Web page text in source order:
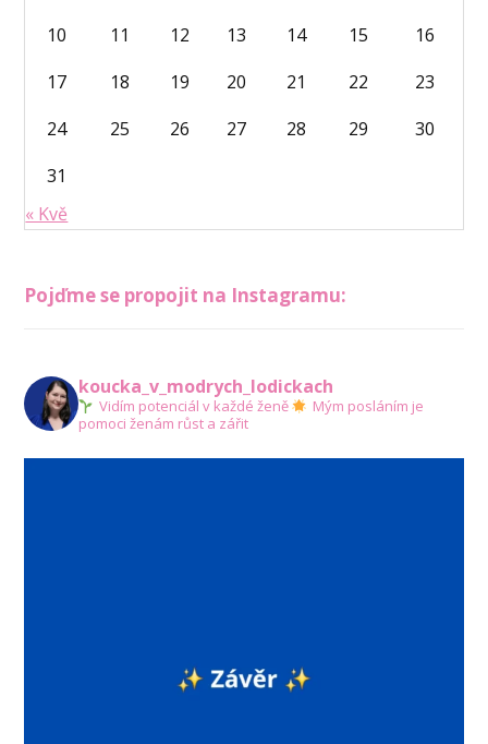
10
11 12 13 14 15
16
17
18 19 20 21 22
23
24
25 26 27 28 29
30
31
« Kvě
Pojďme se propojit na Instagramu:
koucka_v_modrych_lodickach
Vidím potenciál v každé ženě
Mým posláním je
pomoci ženám růst a zářit